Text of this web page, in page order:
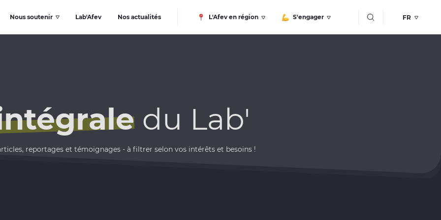
Nous soutenir Lab'Afev Nos actualités L'Afev en région S'engager Bouton recherche
du Lab'
reportages et témoignages - à filtrer selon vos intérêts et besoins !